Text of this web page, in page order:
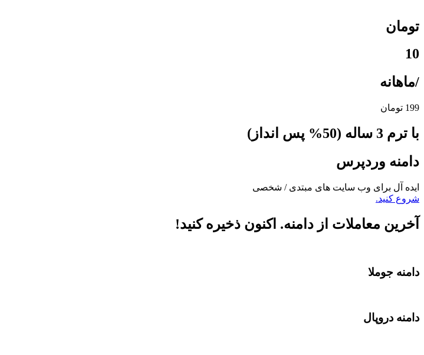
تومان
10
/ماهانه
199 تومان
با ترم 3 ساله (50% پس انداز)
دامنه وردپرس
ایده آل برای وب سایت های مبتدی / شخصی
شروع کنید.
آخرین معاملات از دامنه. اکنون ذخیره کنید!
دامنه جوملا
دامنه دروپال